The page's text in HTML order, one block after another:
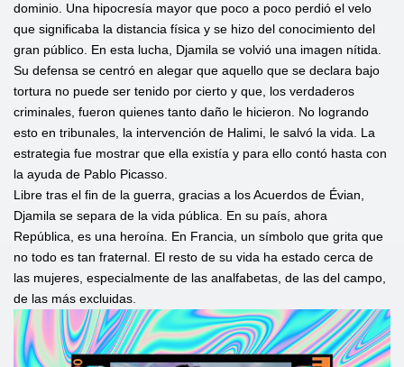
dominio. Una hipocresía mayor que poco a poco perdió el velo
que significaba la distancia física y se hizo del conocimiento del
gran público. En esta lucha, Djamila se volvió una imagen nítida.
Su defensa se centró en alegar que aquello que se declara bajo
tortura no puede ser tenido por cierto y que, los verdaderos
criminales, fueron quienes tanto daño le hicieron. No logrando
esto en tribunales, la intervención de Halimi, le salvó la vida. La
estrategia fue mostrar que ella existía y para ello contó hasta con
la ayuda de Pablo Picasso.
Libre tras el fin de la guerra, gracias a los Acuerdos de Évian,
Djamila se separa de la vida pública. En su país, ahora
República, es una heroína. En Francia, un símbolo que grita que
no todo es tan fraternal. El resto de su vida ha estado cerca de
las mujeres, especialmente de las analfabetas, de las del campo,
de las más excluidas.